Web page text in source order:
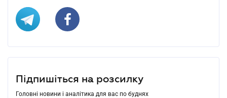
Підпишіться на розсилку
Головні новини і аналітика для вас по буднях